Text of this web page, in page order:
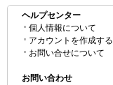
ヘルプセンター
個人情報について
アカウントを作成する
お問い合せについて
お問い合わせ